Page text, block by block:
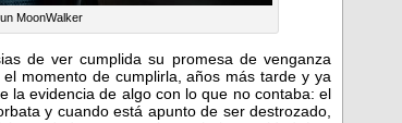
MoonWalker
de ver cumplida su promesa de venganza
momento de cumplirla, años más tarde y ya
la evidencia de algo con lo que no contaba: el
y cuando está apunto de ser destrozado,